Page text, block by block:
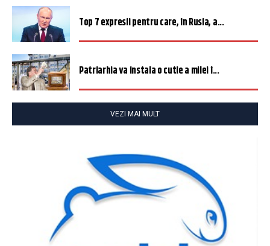
Top 7 expresii pentru care, în Rusia, a...
Patriarhia va instala o cutie a milei î...
VEZI MAI MULT